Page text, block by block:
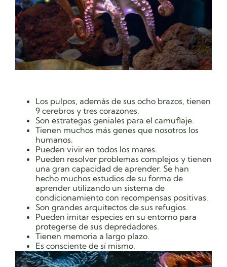
Los pulpos, además de sus ocho brazos, tienen
9 cerebros y tres corazones.
Son estrategas geniales para el camuflaje.
Tienen muchos más genes que nosotros los
humanos.
Pueden vivir en todos los mares.
Pueden resolver problemas complejos y tienen
una gran capacidad de aprender. Se han
hecho muchos estudios de su forma de
aprender utilizando un sistema de
condicionamiento con recompensas positivas.
Son grandes arquitectos de sus refugios.
Pueden imitar especies en su entorno para
protegerse de sus depredadores.
Tienen memoria a largo plazo.
Es consciente de sí mismo.